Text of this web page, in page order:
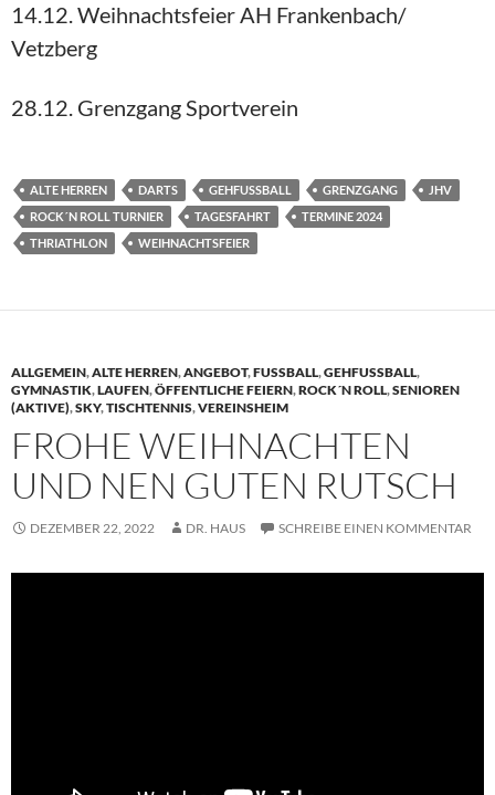
14.12. Weihnachtsfeier AH Frankenbach/
Vetzberg
28.12. Grenzgang Sportverein
ALTE HERREN DARTS GEHFUSSBALL GRENZGANG
JHV
ROCK´N ROLL TURNIER
TAGESFAHRT
TERMINE 2024
THRIATHLON
WEIHNACHTSFEIER
ALLGEMEIN,ALTE HERREN,ANGEBOT,FUSSBALL ,GEHFUSSBALL,
GYMNASTIK,LAUFEN,ÖFFENTLICHE FEIERN,ROCK´N ROLL,SENIOREN
(AKTIVE),SKY,TISCHTENNIS,VEREINSHEIM
FROHE WEIHNACHTEN
UND NEN GUTEN RUTSCH
DEZEMBER 22, 2022 DR. HAUS SCHREIBE EINEN KOMMENTAR